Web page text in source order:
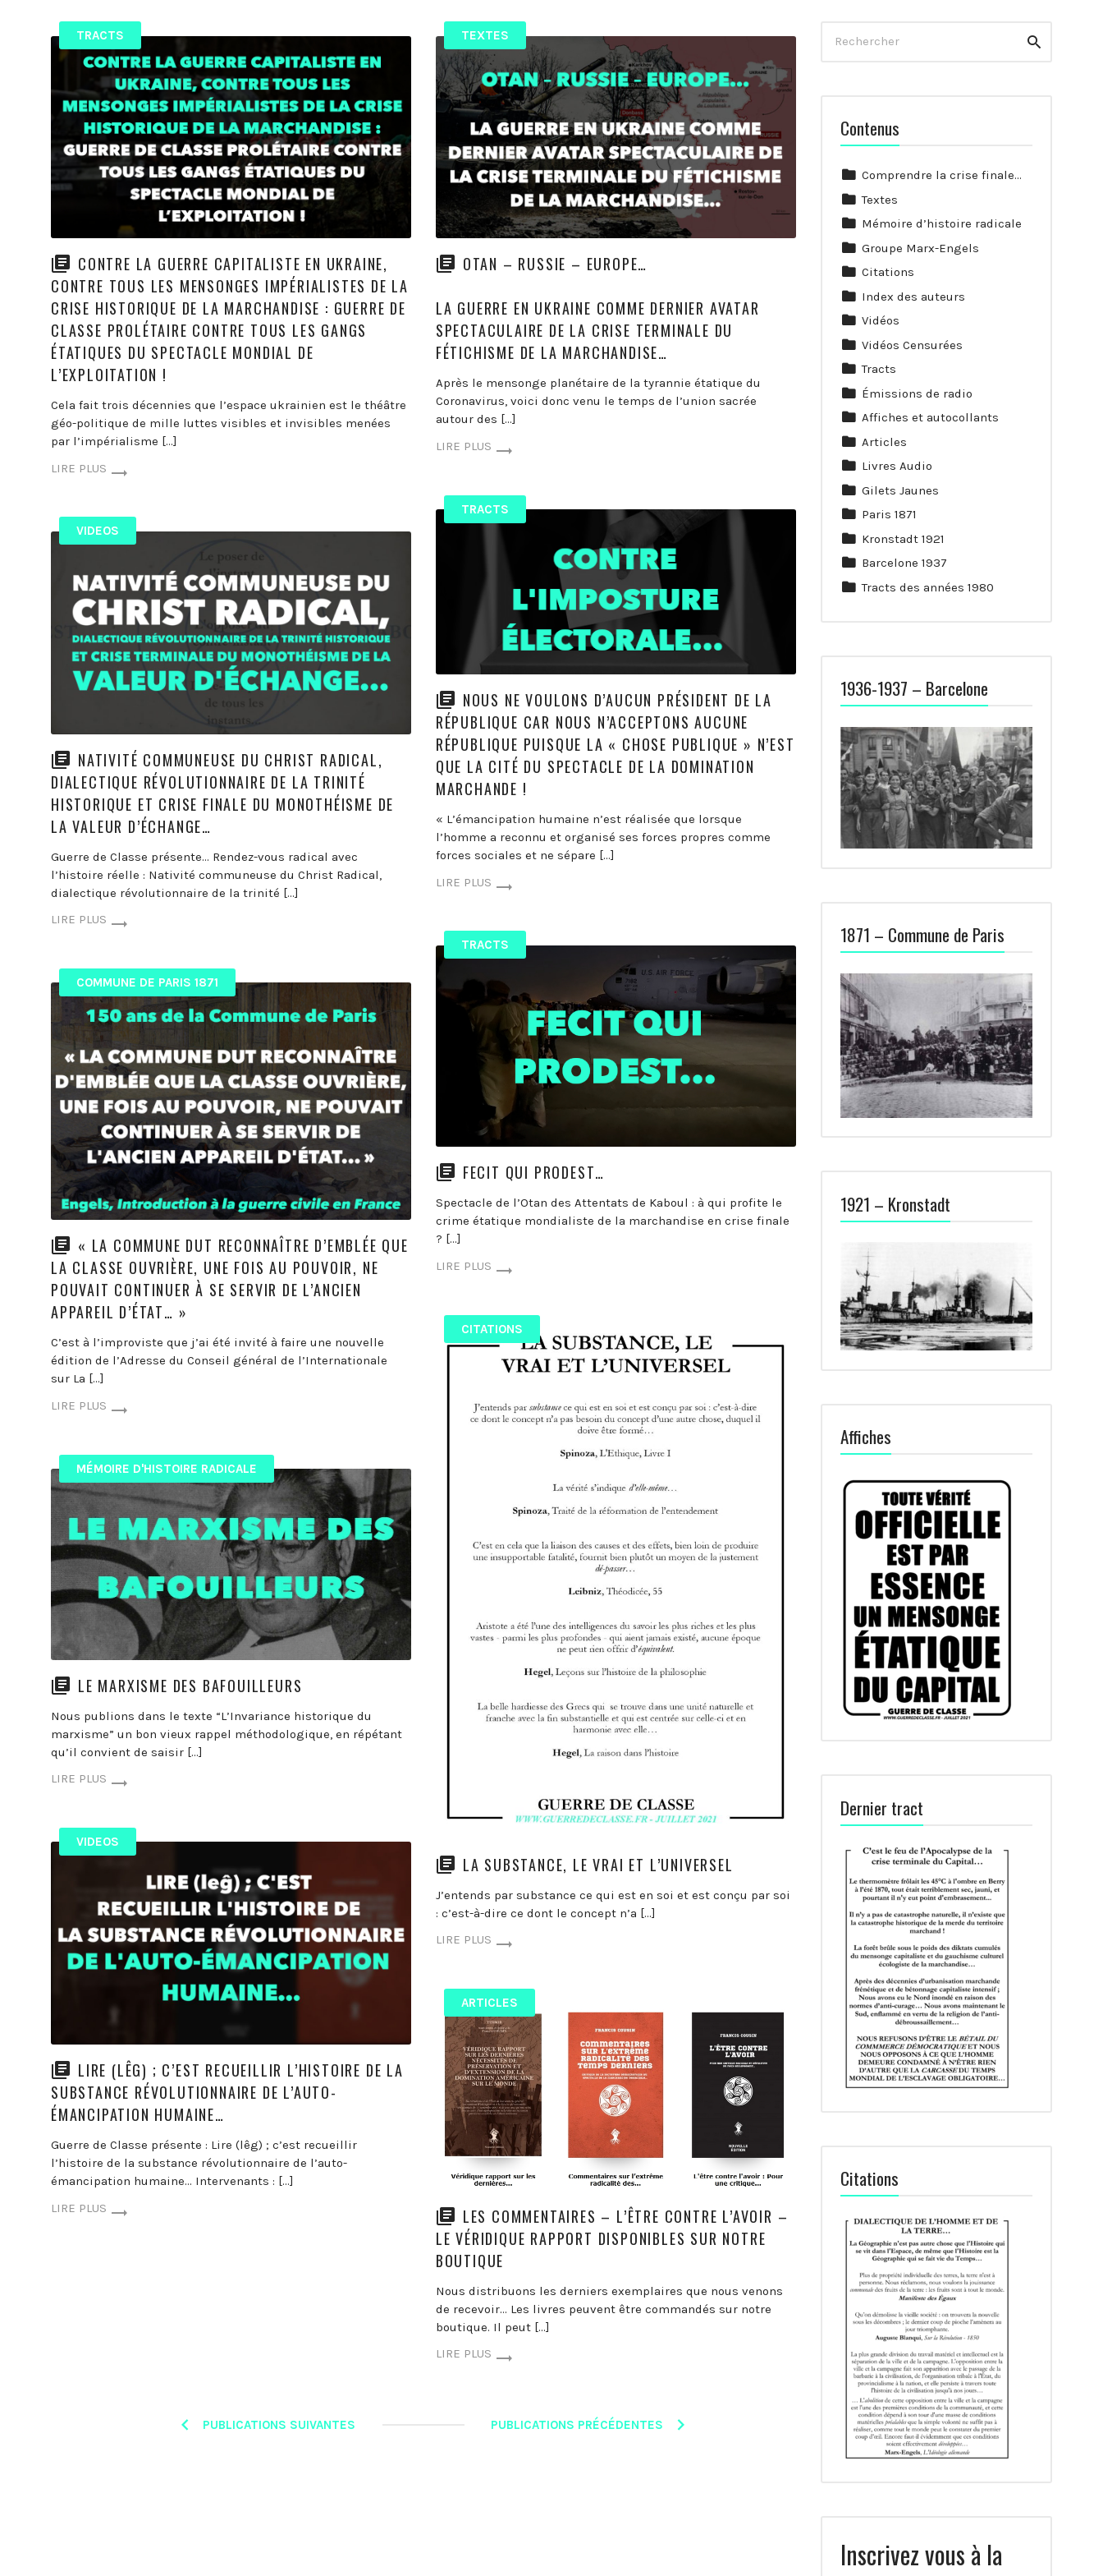
TRACTS
CONTRE LA GUERRE CAPITALISTE EN UKRAINE,
CONTRE TOUS LES MENSONGES IMPÉRIALISTES DE LA
CRISE HISTORIQUE DE LA MARCHANDISE : GUERRE DE
CLASSE PROLÉTAIRE CONTRE TOUS LES GANGS
ÉTATIQUES DU SPECTACLE MONDIAL DE
L’EXPLOITATION !
Cela fait trois décennies que l’espace ukrainien est le théâtre
géo-politique de mille luttes visibles et invisibles menées
par l’impérialisme […]
LIRE PLUS
TEXTES
OTAN – RUSSIE – EUROPE…
LA GUERRE EN UKRAINE COMME DERNIER AVATAR
SPECTACULAIRE DE LA CRISE TERMINALE DU
FÉTICHISME DE LA MARCHANDISE…
Après le mensonge planétaire de la tyrannie étatique du
Coronavirus, voici donc venu le temps de l’union sacrée
autour des […]
LIRE PLUS
TRACTS
NOUS NE VOULONS D’AUCUN PRÉSIDENT DE LA
RÉPUBLIQUE CAR NOUS N’ACCEPTONS AUCUNE
RÉPUBLIQUE PUISQUE LA « CHOSE PUBLIQUE » N’EST
QUE LA CITÉ DU SPECTACLE DE LA DOMINATION
MARCHANDE !
« L’émancipation humaine n’est réalisée que lorsque
l’homme a reconnu et organisé ses forces propres comme
forces sociales et ne sépare […]
LIRE PLUS
VIDEOS
NATIVITÉ COMMUNEUSE DU CHRIST RADICAL,
DIALECTIQUE RÉVOLUTIONNAIRE DE LA TRINITÉ
HISTORIQUE ET CRISE FINALE DU MONOTHÉISME DE
LA VALEUR D’ÉCHANGE…
Guerre de Classe présente… Rendez-vous radical avec
l’histoire réelle : Nativité communeuse du Christ Radical,
dialectique révolutionnaire de la trinité […]
LIRE PLUS
TRACTS
FECIT QUI PRODEST…
Spectacle de l’Otan des Attentats de Kaboul : à qui profite le
crime étatique mondialiste de la marchandise en crise finale
? […]
LIRE PLUS
COMMUNE DE PARIS 1871
« LA COMMUNE DUT RECONNAÎTRE D’EMBLÉE QUE
LA CLASSE OUVRIÈRE, UNE FOIS AU POUVOIR, NE
POUVAIT CONTINUER À SE SERVIR DE L’ANCIEN
APPAREIL D’ÉTAT… »
C’est à l’improviste que j’ai été invité à faire une nouvelle
édition de l’Adresse du Conseil général de l’Internationale
sur La […]
LIRE PLUS
CITATIONS
LA SUBSTANCE, LE VRAI ET L’UNIVERSEL
J’entends par substance ce qui est en soi et est conçu par soi
: c’est-à-dire ce dont le concept n’a […]
LIRE PLUS
MÉMOIRE D'HISTOIRE RADICALE
LE MARXISME DES BAFOUILLEURS
Nous publions dans le texte “L’Invariance historique du
marxisme” un bon vieux rappel méthodologique, en répétant
qu’il convient de saisir […]
LIRE PLUS
VIDEOS
LIRE (LÊG) ; C’EST RECUEILLIR L’HISTOIRE DE LA
SUBSTANCE RÉVOLUTIONNAIRE DE L’AUTO-
ÉMANCIPATION HUMAINE…
Guerre de Classe présente : Lire (lêg) ; c’est recueillir
l’histoire de la substance révolutionnaire de l’auto-
émancipation humaine… Intervenants : […]
LIRE PLUS
ARTICLES
LES COMMENTAIRES – L’ÊTRE CONTRE L’AVOIR –
LE VÉRIDIQUE RAPPORT DISPONIBLES SUR NOTRE
BOUTIQUE
Nous distribuons les derniers exemplaires que nous venons
de recevoir… Les livres peuvent être commandés sur notre
boutique. Il peut […]
LIRE PLUS
PUBLICATIONS SUIVANTES PUBLICATIONS PRÉCÉDENTES
Rechercher
Contenus
Comprendre la crise finale…
Textes
Mémoire d’histoire radicale
Groupe Marx-Engels
Citations
Index des auteurs
Vidéos
Vidéos Censurées
Tracts
Émissions de radio
Affiches et autocollants
Articles
Livres Audio
Gilets Jaunes
Paris 1871
Kronstadt 1921
Barcelone 1937
Tracts des années 1980
1936-1937 – Barcelone
1871 – Commune de Paris
1921 – Kronstadt
Affiches
Dernier tract
Citations
Inscrivez vous à la